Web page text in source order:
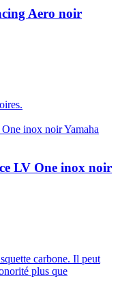
Aero noir
LV One inox noir
carbone. Il peut
plus que